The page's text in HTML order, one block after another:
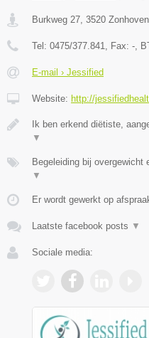
Burkweg 27 3520 Zonhoven
Tel: 0475/377.841 , Fax: - ,
E-mail › Jessified
Website: http://
Ik ben erkend diëtiste,
▼
Begeleiding bij overgewicht
▼
Er wordt gewerkt op
Laatste facebook posts ▼
Sociale media: